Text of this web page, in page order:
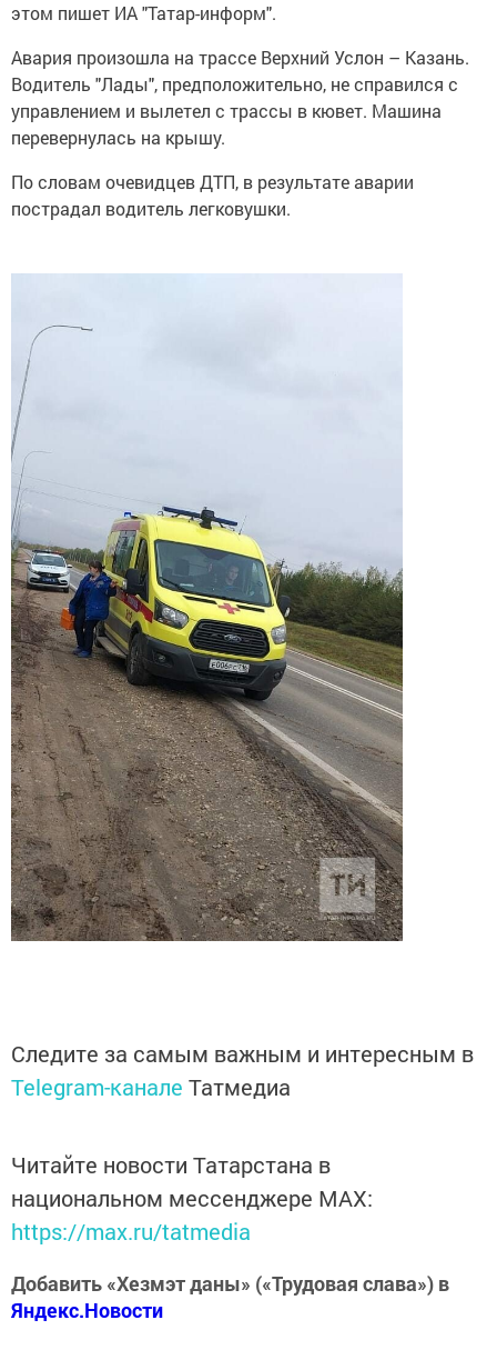
этом пишет ИА "Татар-информ".
Авария произошла на трассе Верхний Услон – Казань.
Водитель "Лады", предположительно, не справился с
управлением и вылетел с трассы в кювет. Машина
перевернулась на крышу.
По словам очевидцев ДТП, в результате аварии
пострадал водитель легковушки.
Следите за самым важным и интересным в
Telegram-канале Татмедиа
Читайте новости Татарстана в
национальном мессенджере MАХ:
https://max.ru/tatmedia
Добавить «Хезмэт даны» («Трудовая слава») в
Яндекс.Новости